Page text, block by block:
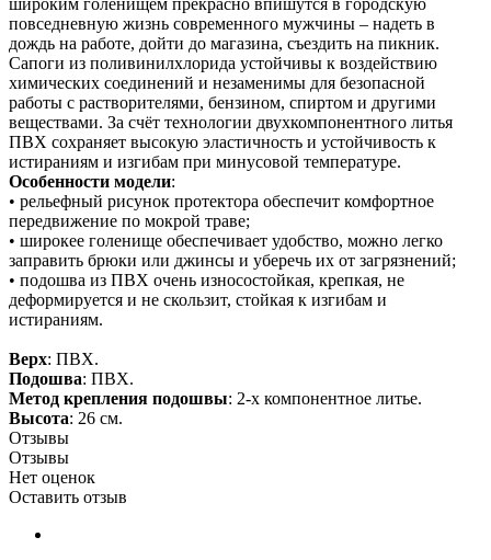
повседневную жизнь современного мужчины – надеть в
дождь на работе, дойти до магазина, съездить на пикник.
Сапоги из поливинилхлорида устойчивы к воздействию
химических соединений и незаменимы для безопасной
работы с растворителями, бензином, спиртом и другими
веществами. За счёт технологии двухкомпонентного литья
ПВХ сохраняет высокую эластичность и устойчивость к
истираниям и изгибам при минусовой температуре.
Особенности модели:
• рельефный рисунок протектора обеспечит комфортное
передвижение по мокрой траве;
• широкее голенище обеспечивает удобство, можно легко
заправить брюки или джинсы и уберечь их от загрязнений;
• подошва из ПВХ очень износостойкая, крепкая, не
деформируется и не скользит, стойкая к изгибам и
истираниям.
Верх: ПВХ.
Подошва: ПВХ.
Метод крепления подошвы: 2-х компонентное литье.
Высота: 26 см.
Отзывы
Отзывы
Нет оценок
Оставить отзыв